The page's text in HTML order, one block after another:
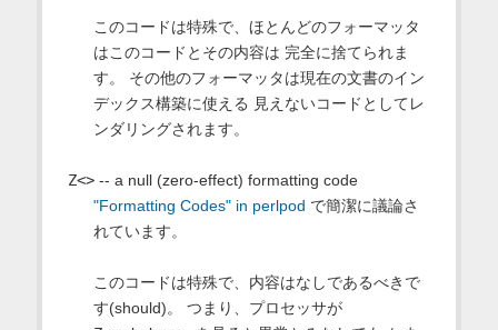
このコードは特殊で、ほとんどのフォーマッタ
はこのコードとその内容は 完全に捨てられま
す。 その他のフォーマッタは現在の文書のイン
デックス構築に使える 見えないコードとしてレ
ンダリングされます。
Z<>-- a null (zero-effect) formatting code
"Formatting Codes" in perlpod で簡潔に議論さ
れています。
このコードは特殊で、内容はなしであるべきで
す(should)。 つまり、プロセッサが